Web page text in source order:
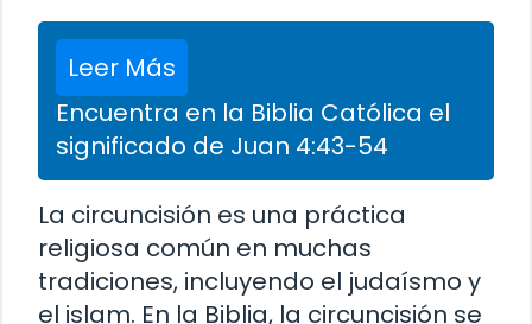
Leer Más
Encuentra en la Biblia Católica el
significado de Juan 4:43-54
La circuncisión es una práctica
religiosa común en muchas
tradiciones, incluyendo el judaísmo y
el islam. En la Biblia, la circuncisión se